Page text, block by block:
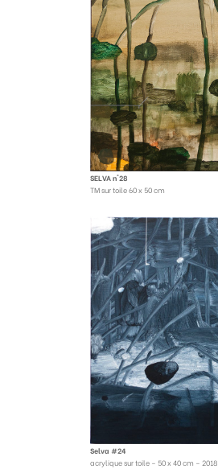
SELVA n°28
TM sur toile 60 x 50 cm
Selva #24
acrylique sur toile – 50 x 40 cm – 2018